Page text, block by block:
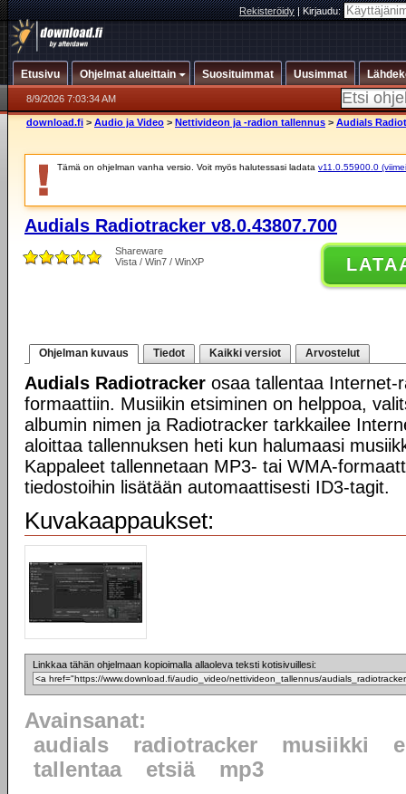
Rekisteröidy|Kirjaudu:
Etusivu Ohjelmat alueittain Suosituimmat Uusimmat
8/9/2026 7:03:34 AM
download.fi > Audio ja Video > Nettivideon ja -radion tallennus > Audials
Tämä on ohjelman vanha versio. Voit myös halutessasi ladata v11.0.55900.0
Audials Radiotracker v8.0.43807.700
Shareware
Vista / Win7 / WinXP
Ohjelman kuvaus Tiedot Kaikki versiot Arvostelut
Audials Radiotracker osaa tallentaa Internet-
formaattiin. Musiikin etsiminen on helppoa,
albumin nimen ja Radiotracker tarkkailee
aloittaa tallennuksen heti kun halumaasi
Kappaleet tallennetaan MP3- tai WMA-
tiedostoihin lisätään automaattisesti ID3-tagit.
Kuvakaappaukset:
Linkkaa tähän ohjelmaan kopioimalla allaoleva teksti kotisivuillesi:
Avainsanat:
audials
radiotracker musiikki
tallentaa
etsiä mp3